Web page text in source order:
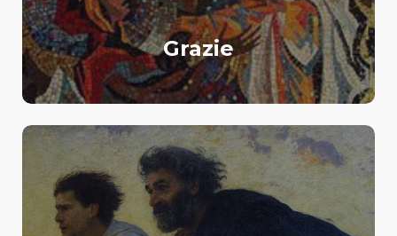
Grazie